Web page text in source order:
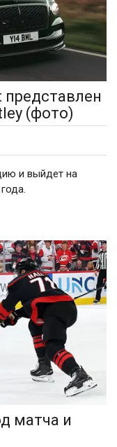
представлен
(фото)
и выйдет на
матча и